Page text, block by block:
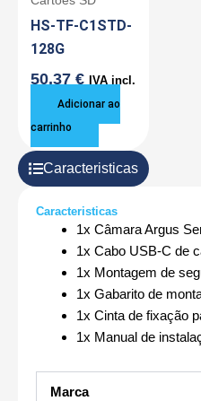
HS-TF-C1STD-
128G
50,37 € IVA incl.
Adicionar ao
carrinho
Caracteristicas
Caracteristicas
1x Câmara Argus
1x Cabo USB-C de
1x Montagem de
1x Gabarito de
1x Cinta de fixação
1x Manual de
Marca